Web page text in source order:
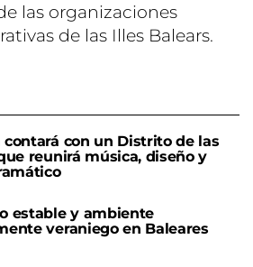
las organizaciones
de las Illes Balears.
contará con un Distrito de las
reunirá música, diseño y
estable y ambiente
veraniego en Baleares